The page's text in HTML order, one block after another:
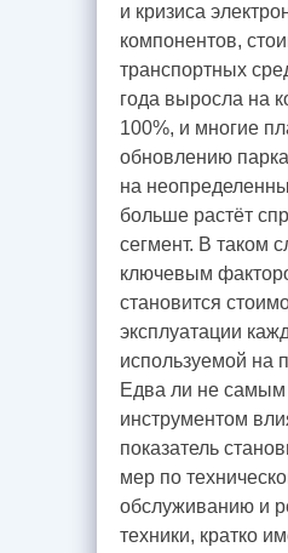
и кризиса
компонентов,
транспортных
года выросла на
100%, и многие
обновлению
на
больше растёт
сегмент. В таком
ключевым
становится
эксплуатации
используемой на
Едва ли не
инструментом
показатель
мер по
обслуживанию и
техники, кратко